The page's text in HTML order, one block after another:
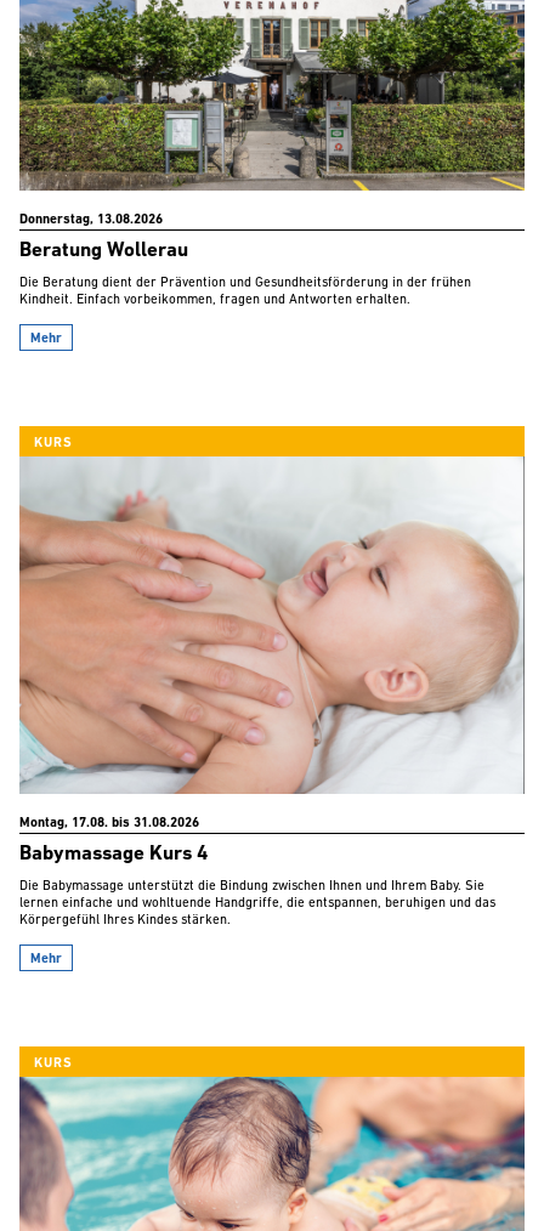
Donnerstag, 13.08.2026
Beratung Wollerau
Die Beratung dient der Prävention und Gesundheitsförderung in der frühen
Kindheit. Einfach vorbeikommen, fragen und Antworten erhalten.
Mehr
KURS
Montag, 17.08. bis 31.08.2026
Babymassage Kurs 4
Die Babymassage unterstützt die Bindung zwischen Ihnen und Ihrem Baby. Sie
lernen einfache und wohltuende Handgriffe, die entspannen, beruhigen und das
Körpergefühl Ihres Kindes stärken.
Mehr
KURS